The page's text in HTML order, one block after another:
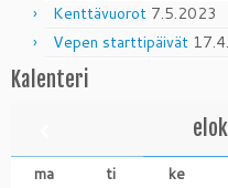
Kenttävuorot 7.5.2023
Vepen starttipäivät
Kalenteri
ma ti ke